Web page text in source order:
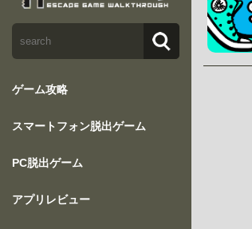
ゲーム攻略
スマートフォン脱出ゲーム
PC脱出ゲーム
アプリレビュー